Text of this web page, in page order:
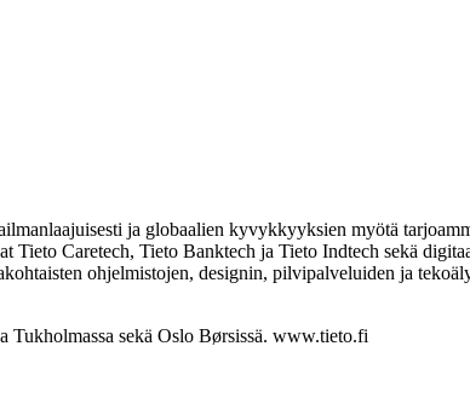
ja globaalien kyvykkyyksien myötä
Caretech, Tieto Banktech ja Tieto Indtech sekä
ohjelmistojen, designin, pilvipalveluiden ja
sekä Oslo Børsissä. www.tieto.fi